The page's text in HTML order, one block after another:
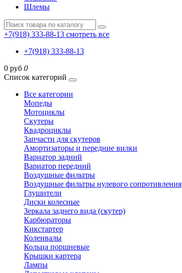
Шлемы
+7(918) 333-88-13 смотреть все
+7(918) 333-88-13
0 руб 0
Список категорий
Все категории
Мопеды
Мотоциклы
Скутеры
Квадроциклы
Запчасти для скутеров
Амортизаторы и передние вилки
Вариатор задний
Вариатор передний
Воздушные фильтры
Воздушные фильтры нулевого сопротивления
Глушители
Диски колесные
Зеркала заднего вида (скутер)
Карбюраторы
Кикстартер
Коленвалы
Кольца поршневые
Крышки картера
Лампы